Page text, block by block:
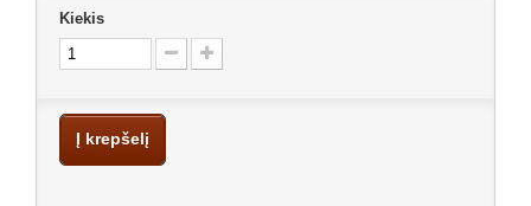
Kiekis
Į krepšelį